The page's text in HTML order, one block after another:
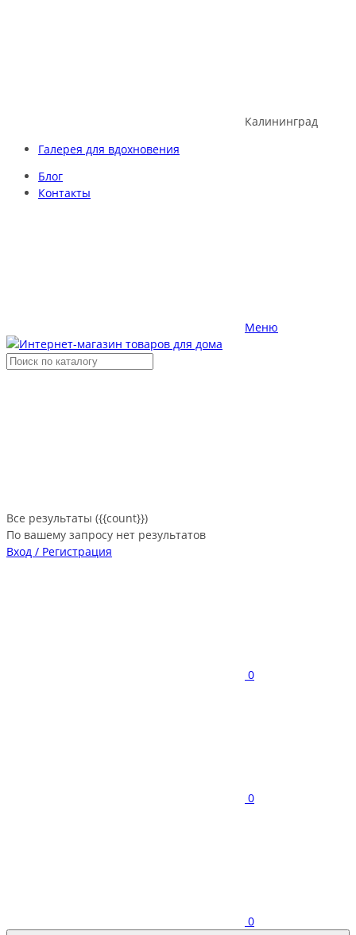
Калининград
Галерея для вдохновения
Блог
Контакты
Меню
Все результаты ({{count}})
По вашему запросу нет результатов
Вход / Регистрация
0
0
0